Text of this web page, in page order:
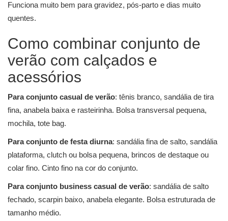
Funciona muito bem para gravidez, pós-parto e dias muito
quentes.
Como combinar conjunto de
verão com calçados e
acessórios
Para conjunto casual de verão: tênis branco, sandália de tira
fina, anabela baixa e rasteirinha. Bolsa transversal pequena,
mochila, tote bag.
Para conjunto de festa diurna: sandália fina de salto, sandália
plataforma, clutch ou bolsa pequena, brincos de destaque ou
colar fino. Cinto fino na cor do conjunto.
Para conjunto business casual de verão: sandália de salto
fechado, scarpin baixo, anabela elegante. Bolsa estruturada de
tamanho médio.